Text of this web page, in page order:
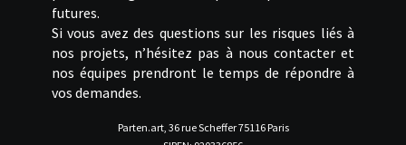
futures.
Si vous avez des questions sur les risques liés à
nos projets, n’hésitez pas à nous contacter et
nos équipes prendront le temps de répondre à
vos demandes.
Parten.art, 36 rue Scheffer 75116 Paris